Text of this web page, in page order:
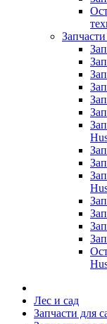
Лес и сад
Запчасти для